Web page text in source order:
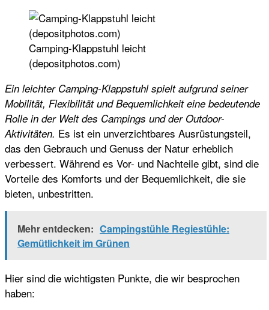
Camping-Klappstuhl leicht
(depositphotos.com)
Ein leichter Camping-Klappstuhl spielt aufgrund seiner
Mobilität, Flexibilität und Bequemlichkeit eine bedeutende
Rolle in der Welt des Campings und der Outdoor-
Aktivitäten. Es ist ein unverzichtbares Ausrüstungsteil,
das den Gebrauch und Genuss der Natur erheblich
verbessert. Während es Vor- und Nachteile gibt, sind die
Vorteile des Komforts und der Bequemlichkeit, die sie
bieten, unbestritten.
Mehr entdecken: Campingstühle Regiestühle:
Gemütlichkeit im Grünen
Hier sind die wichtigsten Punkte, die wir besprochen
haben: